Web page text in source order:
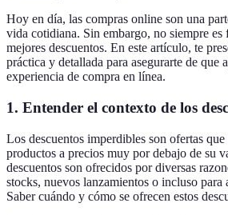
Hoy en día, las compras online son una
vida cotidiana. Sin embargo, no siempre es
mejores descuentos. En este artículo, te
práctica y detallada para asegurarte de que
experiencia de compra en línea.
1. Entender el contexto de los
Los descuentos imperdibles son ofertas
productos a precios muy por debajo de su
descuentos son ofrecidos por diversas
stocks, nuevos lanzamientos o incluso para
Saber cuándo y cómo se ofrecen estos